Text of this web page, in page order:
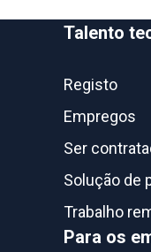
Talento
Registo
Empregos
Ser
Solução de
Trabalho
Para os